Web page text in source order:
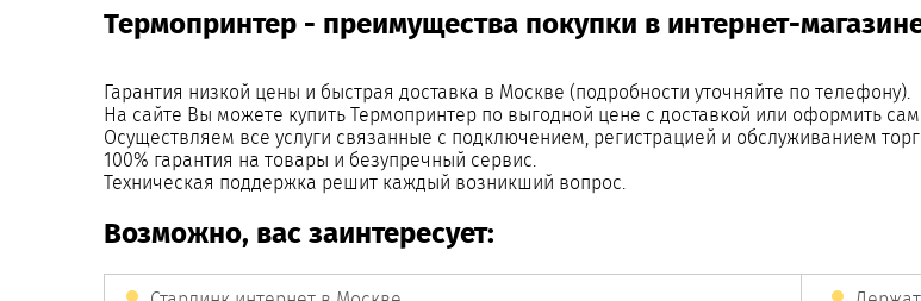
Термопринтер - преимущества покупки в интернет-
Гарантия низкой цены и быстрая доставка в Москве (подробности уточняйте по телефону).
На сайте Вы можете купить Термопринтер по выгодной цене с доставкой или оформить
Осуществляем все услуги связанные с подключением, регистрацией и обслуживанием
100% гарантия на товары и безупречный сервис.
Техническая поддержка решит каждый возникший вопрос.
Возможно, вас заинтересует: